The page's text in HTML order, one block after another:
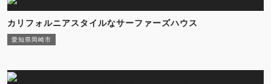
カリフォルニアスタイルなサーファーズハウス
愛知県岡崎市